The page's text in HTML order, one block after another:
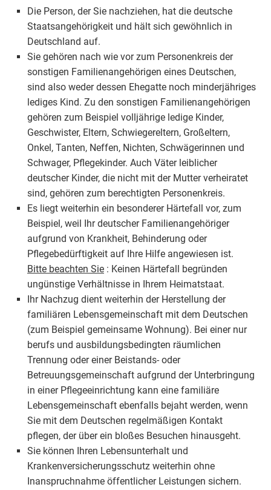
Die Person, der Sie nachziehen, hat die deutsche
Staatsangehörigkeit und hält sich gewöhnlich in
Deutschland auf.
Sie gehören nach wie vor zum Personenkreis der
sonstigen Familienangehörigen eines Deutschen,
sind also weder dessen Ehegatte noch minderjähriges
lediges Kind. Zu den sonstigen Familienangehörigen
gehören zum Beispiel volljährige ledige Kinder,
Geschwister, Eltern, Schwiegereltern, Großeltern,
Onkel, Tanten, Neffen, Nichten, Schwägerinnen und
Schwager, Pflegekinder. Auch Väter leiblicher
deutscher Kinder, die nicht mit der Mutter verheiratet
sind, gehören zum berechtigten Personenkreis.
Es liegt weiterhin ein besonderer Härtefall vor, zum
Beispiel, weil Ihr deutscher Familienangehöriger
aufgrund von Krankheit, Behinderung oder
Pflegebedürftigkeit auf Ihre Hilfe angewiesen ist.
Bitte beachten Sie : Keinen Härtefall begründen
ungünstige Verhältnisse in Ihrem Heimatstaat.
Ihr Nachzug dient weiterhin der Herstellung der
familiären Lebensgemeinschaft mit dem Deutschen
(zum Beispiel gemeinsame Wohnung). Bei einer nur
berufs und ausbildungsbedingten räumlichen
Trennung oder einer Beistands- oder
Betreuungsgemeinschaft aufgrund der Unterbringung
in einer Pflegeeinrichtung kann eine familiäre
Lebensgemeinschaft ebenfalls bejaht werden, wenn
Sie mit dem Deutschen regelmäßigen Kontakt
pflegen, der über ein bloßes Besuchen hinausgeht.
Sie können Ihren Lebensunterhalt und
Krankenversicherungsschutz weiterhin ohne
Inanspruchnahme öffentlicher Leistungen sichern.